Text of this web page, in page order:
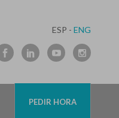
ESP - ENG
PEDIR HORA